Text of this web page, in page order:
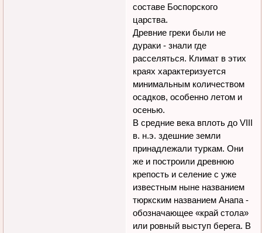
составе Боспорского
царства.
Древние греки были не
дураки - знали где
расселяться. Климат в этих
краях характеризуется
минимальным количеством
осадков, особенно летом и
осенью.
В средние века вплоть до VIII
в. н.э. здешние земли
принадлежали туркам. Они
же и построили древнюю
крепость и селение с уже
известным ныне названием
тюркским названием Анапа -
обозначающее «край стола»
или ровный выступ берега. В